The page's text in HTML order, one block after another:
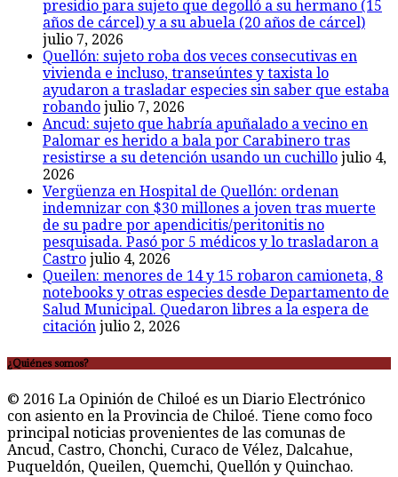
presidio para sujeto que degolló a su hermano (15
años de cárcel) y a su abuela (20 años de cárcel)
julio 7, 2026
Quellón: sujeto roba dos veces consecutivas en
vivienda e incluso, transeúntes y taxista lo
ayudaron a trasladar especies sin saber que estaba
robando julio 7, 2026
Ancud: sujeto que habría apuñalado a vecino en
Palomar es herido a bala por Carabinero tras
resistirse a su detención usando un cuchillo julio 4,
2026
Vergüenza en Hospital de Quellón: ordenan
indemnizar con $30 millones a joven tras muerte
de su padre por apendicitis/peritonitis no
pesquisada. Pasó por 5 médicos y lo trasladaron a
Castro julio 4, 2026
Queilen: menores de 14 y 15 robaron camioneta, 8
notebooks y otras especies desde Departamento de
Salud Municipal. Quedaron libres a la espera de
citación julio 2, 2026
¿Quiénes somos?
© 2016 La Opinión de Chiloé es un Diario Electrónico
con asiento en la Provincia de Chiloé. Tiene como foco
principal noticias provenientes de las comunas de
Ancud, Castro, Chonchi, Curaco de Vélez, Dalcahue,
Puqueldón, Queilen, Quemchi, Quellón y Quinchao.